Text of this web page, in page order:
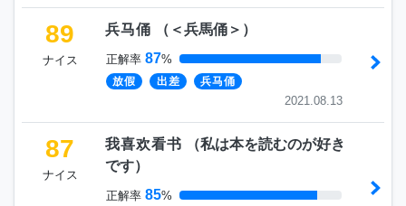
89
ナイス
兵马俑 （ ＜兵馬俑＞ ）
正解率 87%
放假 出差 兵马俑
2021.08.13
87
ナイス
我喜欢看书 （私は本を読むのが好き
です）
正解率 85%